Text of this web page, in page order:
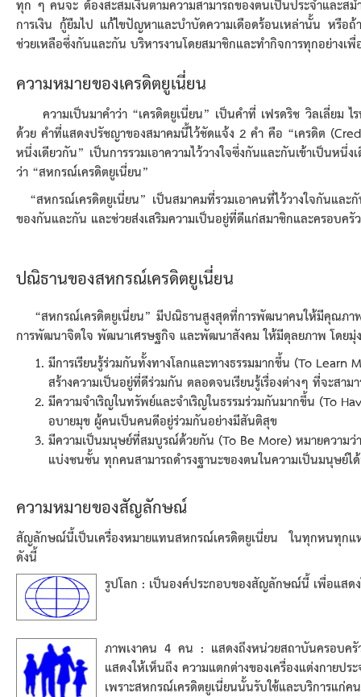
ทุก ๆ คนจะ ต้องสะสมเงินตามความสามารถของตนเป็นประจำและส
การเงิน กู้ยืมไป แก้ไขปัญหาและบำบัดความเดือดร้อนเหล่านั้น หรือ
ช่วยเหลือซึ่งกันและกัน บริหารงานโดยสมาชิกและทำกิจการทุกอย่างเ
ความหมายของเครดิตยูเนี่ยน
ความเป็นมาคำว่า “เครดิตยูเนี่ยน” เป็นคำที่ เฟรดริช วิลเลี่ยม ไร
ด้วย คำที่แสดงปรัชญาของสมาคมนี้ไว้ชัดแจ้ง 2 คำ คือ “เครดิต
หนึ่งเดียวกัน” เป็นการรวมเอาความไว้วางใจซึ่งกันและกันเข้าเป็น
ว่า “สหกรณ์เครดิตยูเนี่ยน”
“สหกรณ์เครดิตยูเนี่ยน” เป็นสมาคมที่รวมเอาคนที่ไว้วางใจกันแล
ของกันและกัน และช่วยส่งเสริมความเป็นอยู่ที่ดีแก่สมาชิกและครอบครัว
ปณิธานของสหกรณ์เครดิตยูเนี่ยน
“สหกรณ์เครดิตยูเนี่ยน” มีปณิธานสูงสุดที่การพัฒนาคนให้มีคุณภา
การพัฒนาจิตใจ พัฒนาเศรษฐกิจ และพัฒนาสังคม ให้มีดุลยภาพ โดยมุ่
มีการเรียนรู้ร่วมกันทั้งทางโลกและทางธรรมมากขึ้น (To
สร้างความเป็นอยู่ที่ดีร่วมกัน ตลอดจนเรียนรู้เรื่องต่างๆ ที่จะสา
มีความจำเริญในทรัพย์และจำเริญในธรรมร่วมกันมากขึ้น (To
อบายมุข ผู้คนเป็นคนดีอยู่ร่วมกันอย่างมีสันติสุข
มีความเป็นมนุษย์ที่สมบูรณ์ด้วยกัน (To Be More) หมายความว่
แบ่งชนชั้น ทุกคนสามารถดำรงฐานะของตนในความเป็นมนุษย์ไ
ความหมายของสัญลักษณ์
สัญลักษณ์นี้เป็นเครื่องหมายแทนสหกรณ์เครดิตยูเนี่ยน ในทุกหนทุก
ดังนี้
รูปโลก : เป็นองค์ประกอบของสัญลักษณ์นี้ เพื่อแสดง
ภาพเงาคน 4 คน : แสดงถึงหน่วยสถาบันครอบครั
แสดงให้เห็นถึง ความแตกต่างของเครื่องแต่งกายปร
เพราะสหกรณ์เครดิตยูเนี่ยนนั้นรับใช้และบริการแก่